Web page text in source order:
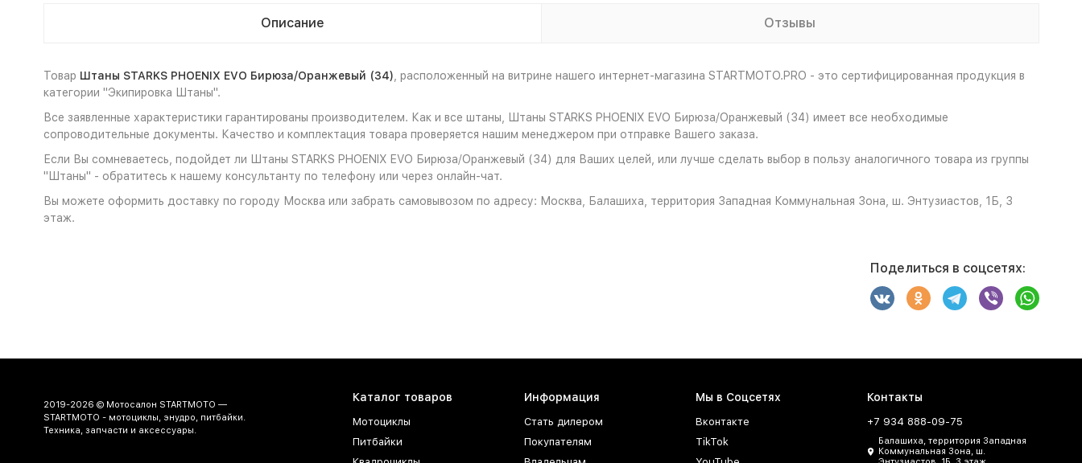
Описание Отзывы
Товар Штаны STARKS PHOENIX EVO Бирюза/Оранжевый (34) , расположенный на витрине нашего интернет-магазина STARTMOTO.PRO - это сертифицированная продукция в
категории "Экипировка Штаны".
Все заявленные характеристики гарантированы производителем. Как и все штаны, Штаны STARKS PHOENIX EVO Бирюза/Оранжевый (34) имеет все необходимые
сопроводительные документы. Качество и комплектация товара проверяется нашим менеджером при отправке Вашего заказа.
Если Вы сомневаетесь, подойдет ли Штаны STARKS PHOENIX EVO Бирюза/Оранжевый (34) для Ваших целей, или лучше сделать выбор в пользу аналогичного товара из группы
"Штаны" - обратитесь к нашему консультанту по телефону или через онлайн-чат.
Вы можете оформить доставку по городу Москва или забрать самовывозом по адресу: Москва, Балашиха, территория Западная Коммунальная Зона, ш. Энтузиастов, 1Б, 3
этаж.
Поделиться в соцсетях:
2019-2026 © Мотосалон STARTMOTO —
STARTMOTO - мотоциклы, энудро, питбайки.
Техника, запчасти и аксессуары.
Каталог товаров
Мотоциклы
Питбайки
Информация
Стать дилером
Покупателям
Мы в Соцсетях
Вконтакте
TikTok
Контакты
+7 934 888-09-75
Балашиха, территория Западная
Коммунальная Зона, ш.